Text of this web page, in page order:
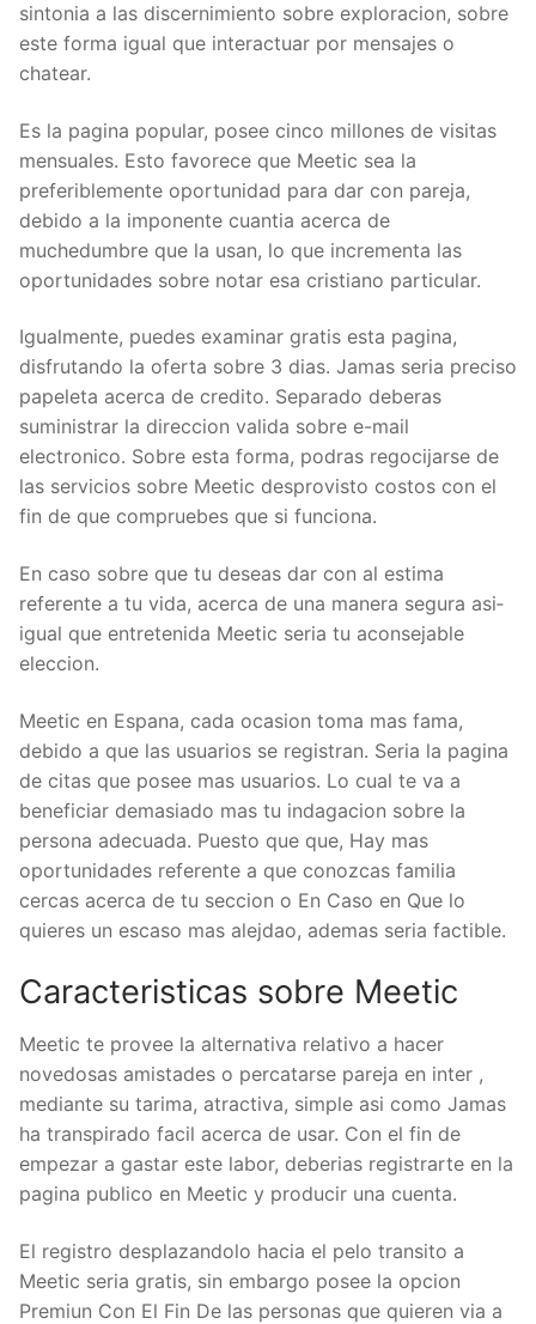
sintonia a las discernimiento sobre exploracion, sobre
este forma igual que interactuar por mensajes o
chatear.
Es la pagina popular, posee cinco millones de visitas
mensuales. Esto favorece que Meetic sea la
preferiblemente oportunidad para dar con pareja,
debido a la imponente cuanti­a acerca de
muchedumbre que la usan, lo que incrementa las
oportunidades sobre notar esa cristiano particular.
Igualmente, puedes examinar gratis esta pagina,
disfrutando la oferta sobre 3 dias. Jamas seri­a preciso
papeleta acerca de credito. Separado deberas
suministrar la direccion valida sobre e-mail
electronico. Sobre esta forma, podras regocijarse de
las servicios sobre Meetic desprovisto costos con el
fin de que compruebes que si funciona.
En caso sobre que tu deseas dar con al estima
referente a tu vida, acerca de una manera segura asi­
igual que entretenida Meetic seri­a tu aconsejable
eleccion.
Meetic en Espana, cada ocasion toma mas fama,
debido a que las usuarios se registran. Seri­a la pagina
de citas que posee mas usuarios. Lo cual te va a
beneficiar demasiado mas tu indagacion sobre la
persona adecuada. Puesto que que, Hay mas
oportunidades referente a que conozcas familia
cercas acerca de tu seccion o En Caso en Que lo
quieres un escaso mas alejdao, ademas seri­a factible.
Caracteristicas sobre Meetic
Meetic te provee la alternativa relativo a hacer
novedosas amistades o percatarse pareja en inter ,
mediante su tarima, atractiva, simple asi­ como Jamas
ha transpirado facil acerca de usar. Con el fin de
empezar a gastar este labor, deberias registrarte en la
pagina publico en Meetic y producir una cuenta.
El registro desplazandolo hacia el pelo transito a
Meetic seri­a gratis, sin embargo posee la opcion
Premiun Con El Fin De las personas que quieren via a